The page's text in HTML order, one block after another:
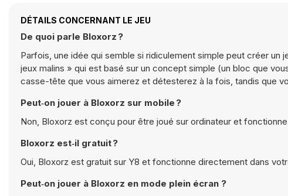
DÉTAILS CONCERNANT LE JEU
De quoi parle Bloxorz ?
Parfois, une idée qui semble si ridiculement simple peut créer
jeux malins » qui est basé sur un concept simple (un bloc que
casse-tête que vous aimerez et détesterez à la fois, tandis que
Peut‑on jouer à Bloxorz sur mobile ?
Non, Bloxorz est conçu pour être joué sur ordinateur et
Bloxorz est‑il gratuit ?
Oui, Bloxorz est gratuit sur Y8 et fonctionne directement dans
Peut‑on jouer à Bloxorz en mode plein écran ?